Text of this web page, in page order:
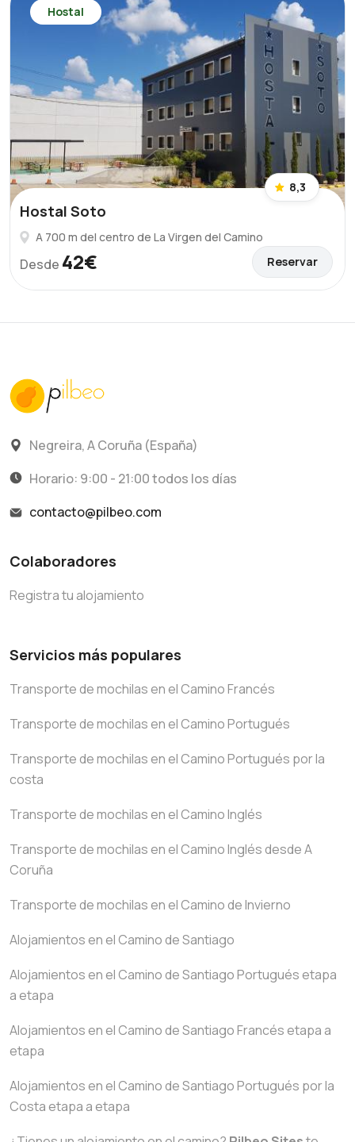
Hostal
8,3
Hostal Soto
A 700 m del centro de La Virgen del Camino
Desde 42€ Reservar
Negreira, A Coruña (España)
Horario: 9:00 - 21:00 todos los días
contacto@pilbeo.com
Colaboradores
Registra tu alojamiento
Servicios más populares
Transporte de mochilas en el Camino Francés
Transporte de mochilas en el Camino Portugués
Transporte de mochilas en el Camino Portugués por la
costa
Transporte de mochilas en el Camino Inglés
Transporte de mochilas en el Camino Inglés desde A
Coruña
Transporte de mochilas en el Camino de Invierno
Alojamientos en el Camino de Santiago
Alojamientos en el Camino de Santiago Portugués etapa
a etapa
Alojamientos en el Camino de Santiago Francés etapa a
etapa
Alojamientos en el Camino de Santiago Portugués por la
Costa etapa a etapa